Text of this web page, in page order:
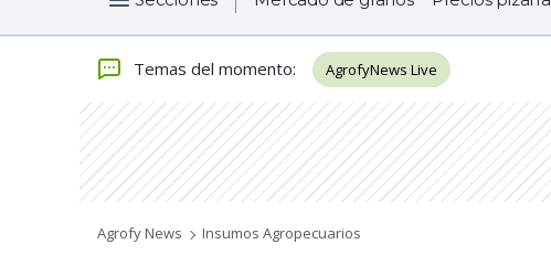
Temas del momento: AgrofyNews Live
Agrofy News Insumos Agropecuarios